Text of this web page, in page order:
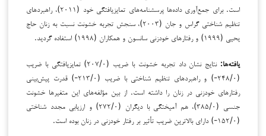
است. برای جمع‌آوری داده‌ها پرسشنامه‌های تمایزیافتگی خود (۲۰۱۱)، راهبردهای
تنظیم شناختی گراس و جان (۲۰۰۳)، سنجش تجربه خشونت نسبت به زنان حاج
یحیی (۱۹۹۹) و رفتارهای خودزنی سانسون و همکاران (۱۹۹۸) استفاده گردید.
یافته‌ها:
نتایج نشان داد تجربه خشونت با ضریب (۲۰۷/۰) تمایزیافتگی با ضریب
(۲۴۸/۰-) و راهبردهای تنظیم شناختی با ضریب (۲۱۳/۰-) قدرت پیش‌بینی
رفتارهای خودزنی در زنان را داشته است. از بین مؤلفه‌های این متغیرها خشونت
جنسی (۳۸۵/۰)، هم آمیختگی با دیگران (۲۷۲/۰) و ارزیابی مجدد شناختی
(۱۵۲/۰-) دارای بالاترین ضریب تأثیر بر رفتار خودزنی در زنان بوده است.